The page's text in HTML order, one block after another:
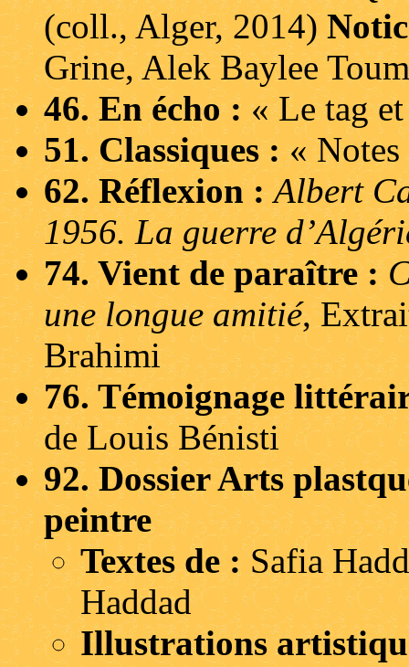
(coll., Alger, 2014)
Grine, Alek Baylee
46. En écho :« Le tag
51. Classiques :«
62. Réflexion :Albert
1956. La guerre
74. Vient de paraître :
une longue amitié,
Brahimi
76. Témoignage
de Louis Bénisti
92. Dossier Arts
peintre
Textes de :Safia
Haddad
Illustrations